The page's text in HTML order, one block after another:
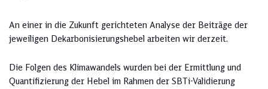
An einer in die Zukunft gerichteten Analyse der Beiträge der
jeweiligen Dekarbonisierungshebel arbeiten wir derzeit.
Die Folgen des Klimawandels wurden bei der Ermittlung und
Quantifizierung der Hebel im Rahmen der SBTi-Validierung